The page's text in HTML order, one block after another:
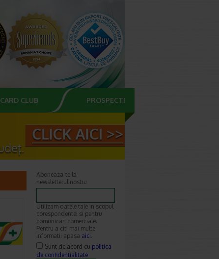
CARD CLUB PROSPECTE
Aboneaza-te la
newsletterul nostru
Utilizam datele tale in scopul
corespondentei si pentru
comunicari comerciale.
Pentru a citi mai multe
informatii apasa aici.
Sunt de acord cu politica
de confidentialitate